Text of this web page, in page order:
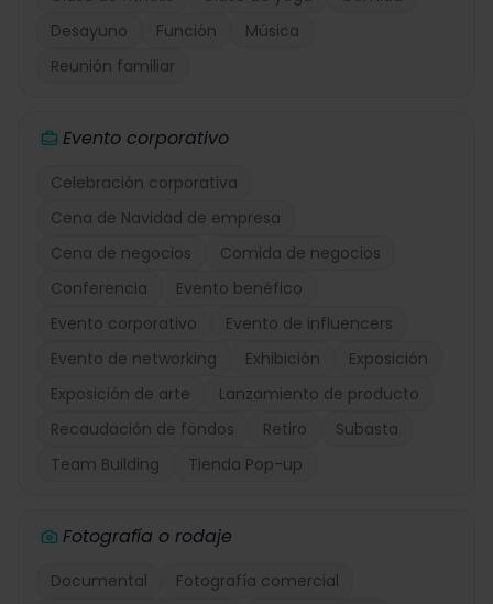
Desayuno
Función
Música
Reunión familiar
Evento corporativo
Celebración corporativa
Cena de Navidad de empresa
Cena de negocios
Comida de negocios
Conferencia
Evento benéfico
Evento corporativo
Evento de influencers
Evento de networking
Exhibición
Exposición
Exposición de arte
Lanzamiento de producto
Recaudación de fondos
Retiro
Subasta
Team Building
Tienda Pop-up
Fotografía o rodaje
Documental
Fotografía comercial